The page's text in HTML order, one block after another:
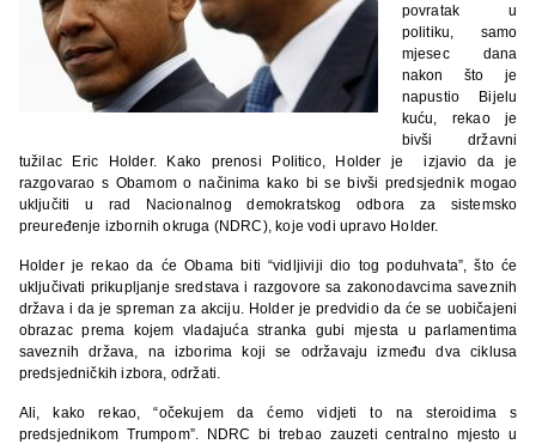
povratak u
politiku, samo
mjesec dana
nakon što je
napustio Bijelu
kuću, rekao je
bivši državni
tužilac Eric Holder. Kako prenosi Politico, Holder je izjavio da je
razgovarao s Obamom o načinima kako bi se bivši predsjednik mogao
uključiti u rad Nacionalnog demokratskog odbora za sistemsko
preuređenje izbornih okruga (NDRC), koje vodi upravo Holder.
Holder je rekao da će Obama biti “vidljiviji dio tog poduhvata”, što će
uključivati prikupljanje sredstava i razgovore sa zakonodavcima saveznih
država i da je spreman za akciju. Holder je predvidio da će se uobičajeni
obrazac prema kojem vladajuća stranka gubi mjesta u parlamentima
saveznih država, na izborima koji se održavaju između dva ciklusa
predsjedničkih izbora, održati.
Ali, kako rekao, “očekujem da ćemo vidjeti to na steroidima s
predsjednikom Trumpom”. NDRC bi trebao zauzeti centralno mjesto u